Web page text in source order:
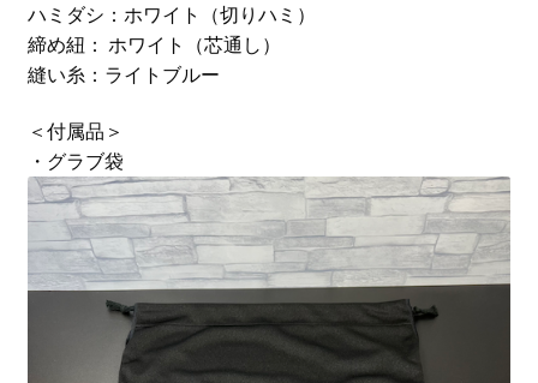
ハミダシ：ホワイト（切りハミ）
締め紐： ホワイト（芯通し）
縫い糸：ライトブルー
＜付属品＞
・グラブ袋